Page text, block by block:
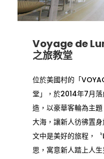
Voyage de
之旅教堂
位於美國村的「
堂」，於2014年7月
造，以豪華客輪為主
大海，讓新人彷彿置
文中是美好的旅程，
思，寓意新人踏上人生